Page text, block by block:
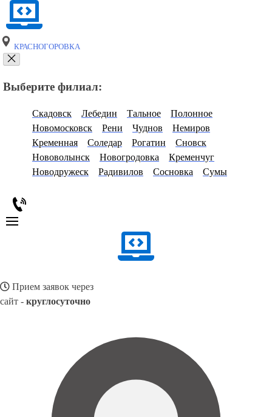
КРАСНОГОРОВКА
Выберите филиал:
Скадовск Лебедин Тальное
Полонное
Новомосковск
Рени Чуднов
Немиров
Кременная
Соледар Рогатин
Сновск
Нововолынск
Новогродовка
Кременчуг
Новодружеск
Радивилов Сосновка Сумы
Прием заявок через
сайт - круглосуточно